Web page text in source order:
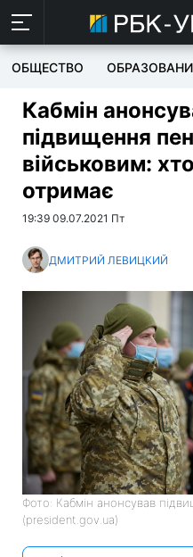
ОБЩЕСТВО
Кабмін
підвищення
військовим:
отримає
19:39 09.07.2021 Пт
ДМИТРИЙ ЛЕВИЦКИЙ
Фото: Кабмін анонсував
(president.gov.ua)